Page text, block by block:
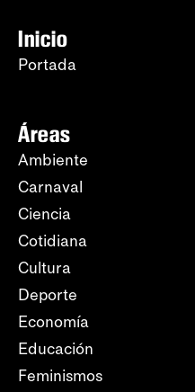
Inicio
Portada
Áreas
Ambiente
Carnaval
Ciencia
Cotidiana
Cultura
Deporte
Economía
Educación
Feminismos